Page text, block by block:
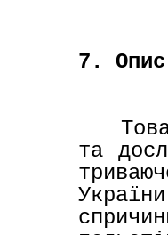
7. Опис
та